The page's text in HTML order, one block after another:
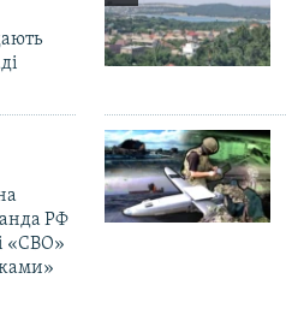
РФ
«СВО»